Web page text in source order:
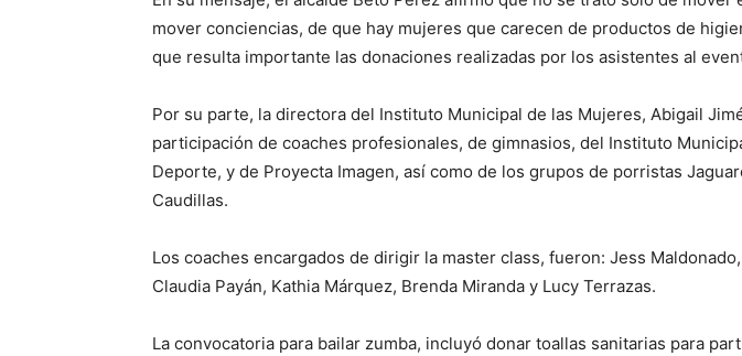
mover conciencias, de que hay mujeres que carecen de productos de
que resulta importante las donaciones realizadas por los asistentes al
Por su parte, la directora del Instituto Municipal de las Mujeres, Abigail
participación de coaches profesionales, de gimnasios, del Instituto
Deporte, y de Proyecta Imagen, así como de los grupos de porristas
Caudillas.
Los coaches encargados de dirigir la master class, fueron: Jess
Claudia Payán, Kathia Márquez, Brenda Miranda y Lucy Terrazas.
La convocatoria para bailar zumba, incluyó donar toallas sanitarias para